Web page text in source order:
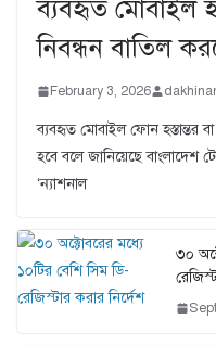
ব্যবহৃত মোবাইল
নিবন্ধন বাতিল
February 3, 2026
ব্যবহৃত মোবাইল ফোন হস্তান্তর
হবে বলে জানিয়েছে বাংলাদেশ
‘ন্যাশনাল
৩০